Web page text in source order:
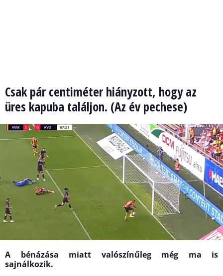
Csak pár centiméter hiányzott, hogy az
üres kapuba találjon. (Az év pechese)
A bénázása miatt valószínűleg még ma is
sajnálkozik.